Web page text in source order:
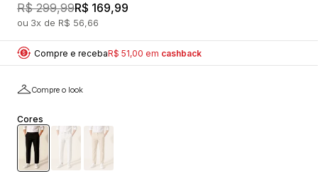
R$ 299,99R$ 169,99
3x R$ 56,66
Compre e recebaR$ 51,00 em cashback
Compre o look
Cores